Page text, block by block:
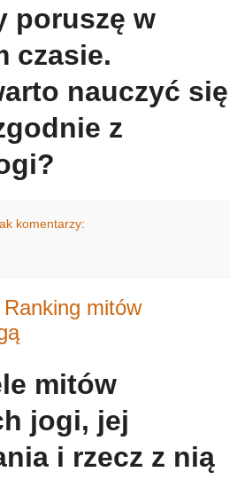
poruszę w
czasie.
nauczyć się
z
komentarzy:
mitów
mitów
jogi, jej
i rzecz z nią